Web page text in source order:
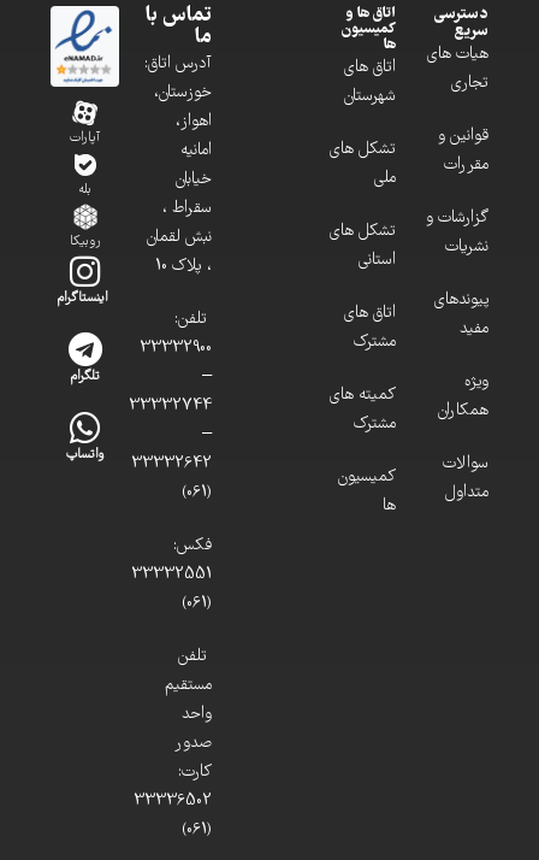
دسترسی
سریع
هیات های
تجاری
قوانین و
مقررات
گزارشات و
نشریات
پیوندهای
مفید
ویژه
همکاران
سوالات
متداول
اتاق ها و
کمیسیون
ها
اتاق های
شهرستان
تشکل های
ملی
تشکل های
استانی
اتاق های
مشترک
کمیته های
مشترک
کمیسیون
ها
تماس با
ما
آدرس اتاق:
خوزستان،
اهواز،
امانیه
خیابان
سقراط ،
نبش لقمان
، پلاک 10
تلفن:
33332900
–
33332744
–
33332642
(061)
فکس:
33332551
(061)
تلفن
مستقیم
واحد
صدور
کارت:
33336502
(061)
آپارات
بله
روبیکا
اینستاگرام
تلگرام
واتساپ